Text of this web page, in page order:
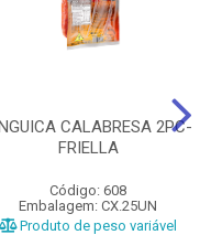
CALABRESA 2PC-
FRIELLA
Código: 608
Embalagem: CX.25UN
Produto de peso variável